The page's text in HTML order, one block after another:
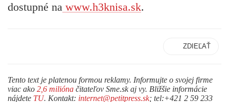
dostupné na www.h3knisa.sk.
ZDIEĽAŤ
Tento text je platenou formou reklamy. Informujte o svojej firme
viac ako 2,6 milióna čitateľov Sme.sk aj vy. Bližšie informácie
nájdete TU. Kontakt: internet@petitpress.sk; tel:+421 2 59 233